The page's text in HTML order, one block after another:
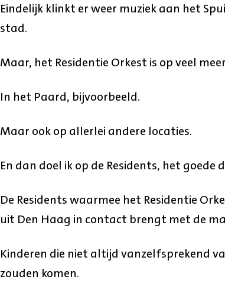
Eindelijk klinkt er weer muziek aan het
stad.
Maar, het Residentie Orkest is op veel
In het Paard, bijvoorbeeld.
Maar ook op allerlei andere locaties.
En dan doel ik op de Residents, het goede
De Residents waarmee het Residentie
uit Den Haag in contact brengt met de
Kinderen die niet altijd vanzelfsprekend
zouden komen.